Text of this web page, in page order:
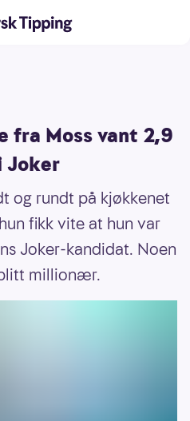
fra Moss vant 2,9
Joker
og rundt på kjøkkenet
fikk vite at hun var
Joker-kandidat. Noen
millionær.